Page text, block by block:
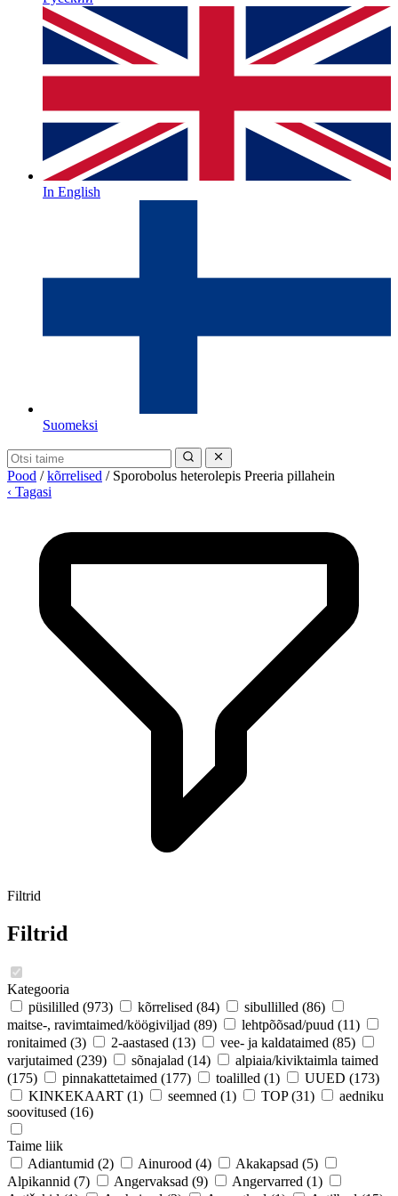
In English
Suomeksi
Pood / kõrrelised / Sporobolus heterolepis Preeria pillahein
‹ Tagasi
Filtrid
Filtrid
Kategooria
püsililled (973) kõrrelised (84) sibullilled (86)
maitse-, ravimtaimed/köögiviljad (89) lehtpõõsad/puud (11)
ronitaimed (3) 2-aastased (13) vee- ja kaldataimed (85)
varjutaimed (239) sõnajalad (14)
alpiaia/kiviktaimla taimed
(175)
pinnakattetaimed (177) toalilled (1) UUED (173)
KINKEKAART (1) seemned (1) TOP (31)
aedniku
soovitused (16)
Taime liik
Adiantumid (2) Ainurood (4) Akakapsad (5)
Alpikannid (7) Angervaksad (9) Angervarred (1)